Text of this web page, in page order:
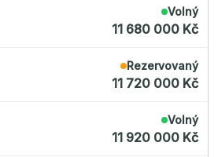
Volný
11 680 000 Kč
Rezervovaný
11 720 000 Kč
Volný
11 920 000 Kč